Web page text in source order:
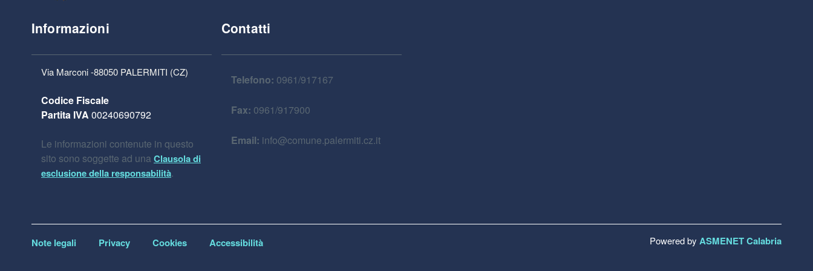
Informazioni
Via Marconi -88050 PALERMITI (CZ)
Codice Fiscale
Partita IVA 00240690792
Le informazioni contenute in questo
sito sono soggette ad una Clausola di
esclusione della responsabilità.
Contatti
Telefono: 0961/917167
Fax: 0961/917900
Email: info@comune.palermiti.cz.it
Note legali Privacy Cookies Accessibilità Powered by ASMENET Calabria